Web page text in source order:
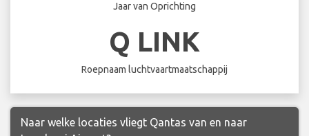
Jaar van Oprichting
Q LINK
Roepnaam luchtvaartmaatschappij
Naar welke locaties vliegt Qantas van en naar